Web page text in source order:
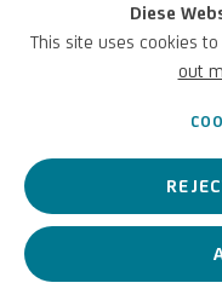
Accessibility policy
Diese
This site uses cookies
out